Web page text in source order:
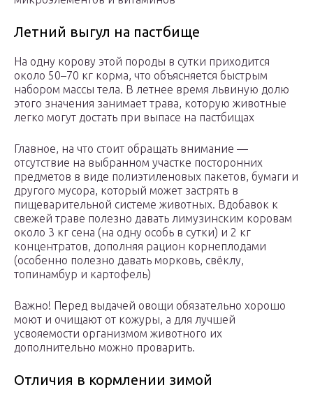
Летний выгул на пастбище
На одну корову этой породы в сутки приходится
около 50–70 кг корма, что объясняется быстрым
набором массы тела. В летнее время львиную долю
этого значения занимает трава, которую животные
легко могут достать при выпасе на пастбищах
Главное, на что стоит обращать внимание —
отсутствие на выбранном участке посторонних
предметов в виде полиэтиленовых пакетов, бумаги и
другого мусора, который может застрять в
пищеварительной системе животных. Вдобавок к
свежей траве полезно давать лимузинским коровам
около 3 кг сена (на одну особь в сутки) и 2 кг
концентратов, дополняя рацион корнеплодами
(особенно полезно давать морковь, свёклу,
топинамбур и картофель)
Важно! Перед выдачей овощи обязательно хорошо
моют и очищают от кожуры, а для лучшей
усвояемости организмом животного их
дополнительно можно проварить.
Отличия в кормлении зимой